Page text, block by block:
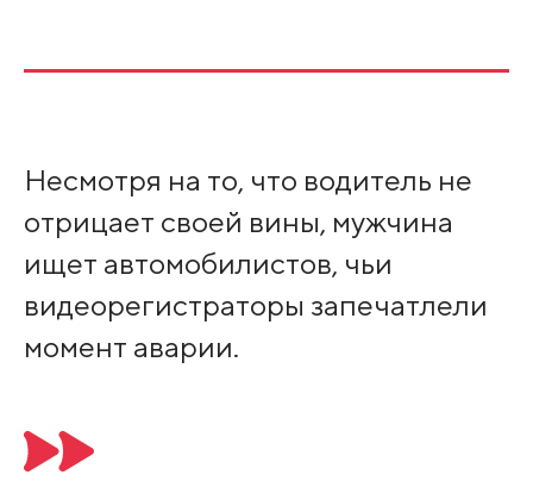
Несмотря на то, что водитель не
отрицает своей вины, мужчина
ищет автомобилистов, чьи
видеорегистраторы запечатлели
момент аварии.